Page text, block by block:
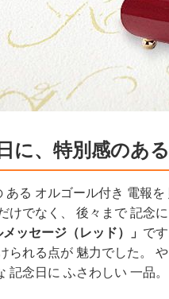
に、特別感のあ
ある オルゴール付き 電報
けでなく、 後々まで 記念
メッセージ（レッド）」 で
られる点が 魅力でした。
記念日に ふさわしい 一品